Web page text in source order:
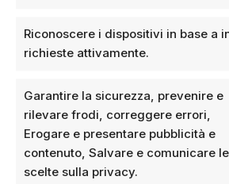
Riconoscere i dispositivi in base a
richieste attivamente.
Garantire la sicurezza, prevenire e
rilevare frodi, correggere errori,
Erogare e presentare pubblicità e
contenuto, Salvare e comunicare le
scelte sulla privacy.